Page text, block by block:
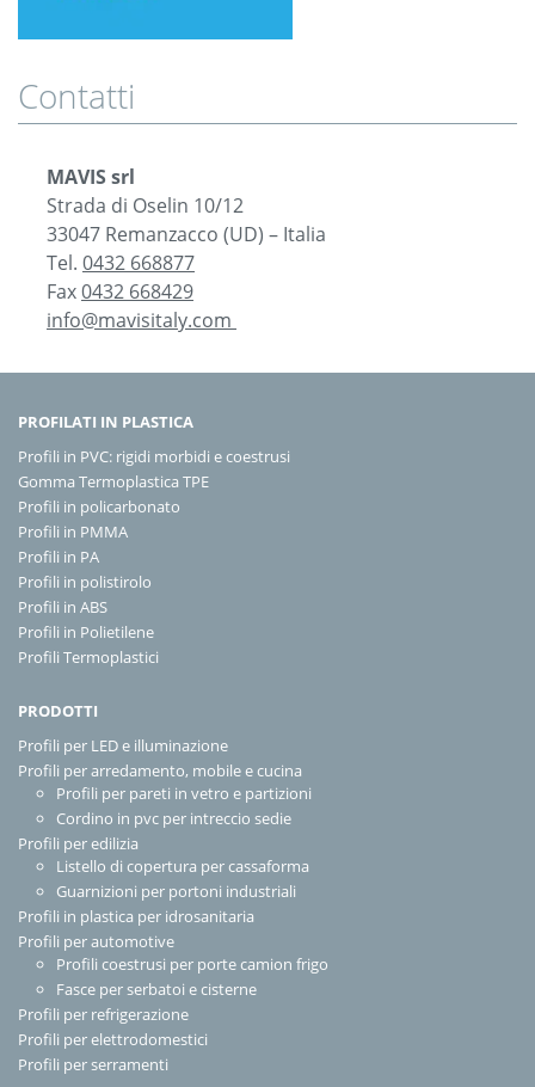
Contatti
MAVIS srl
Strada di Oselin 10/12
33047 Remanzacco (UD) – Italia
Tel. 0432 668877
Fax0432 668429
info@mavisitaly.com
PROFILATI IN PLASTICA
Profili in PVC: rigidi morbidi e coestrusi
Gomma Termoplastica TPE
Profili in policarbonato
Profili in PMMA
Profili in PA
Profili in polistirolo
Profili in ABS
Profili in Polietilene
Profili Termoplastici
PRODOTTI
Profili per LED e illuminazione
Profili per arredamento, mobile e cucina
Profili per pareti in vetro e partizioni
Cordino in pvc per intreccio sedie
Profili per edilizia
Listello di copertura per cassaforma
Guarnizioni per portoni industriali
Profili in plastica per idrosanitaria
Profili per automotive
Profili coestrusi per porte camion frigo
Fasce per serbatoi e cisterne
Profili per refrigerazione
Profili per elettrodomestici
Profili per serramenti